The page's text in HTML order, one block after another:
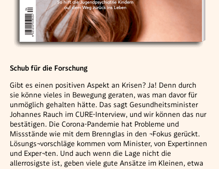
Schub für die Forschung
Gibt es einen positiven Aspekt an Krisen? Ja! Denn durch
sie könne vieles in Bewegung geraten, was man davor für
unmöglich gehalten hätte. Das sagt Gesundheitsminister
Johannes Rauch im CURE-Interview, und wir können das nur
bestätigen. Die Corona-Pandemie hat Probleme und
Missstände wie mit dem Brennglas in den ¬Fokus gerückt.
Lösungs¬vorschläge kommen vom Minister, von Expertinnen
und Exper¬ten. Und auch wenn die Lage nicht die
allerrosigste ist, geben viele gute Ansätze im Kleinen, etwa